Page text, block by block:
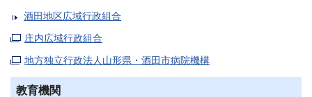
酒田地区広域行政組合
庄内広域行政組合
地方独立行政法人山形県・酒田市病院機構
教育機関